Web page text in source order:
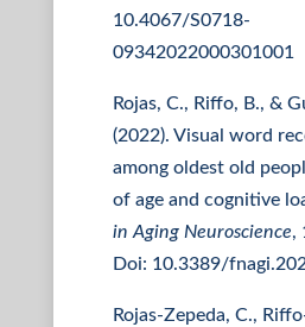
10.4067/S0718-
09342022000301001
Rojas, C., Riffo, B., &
(2022). Visual word
among oldest old
of age and cognitive
in Aging Neuroscience,
Doi: 10.3389/
Rojas-Zepeda, C.,